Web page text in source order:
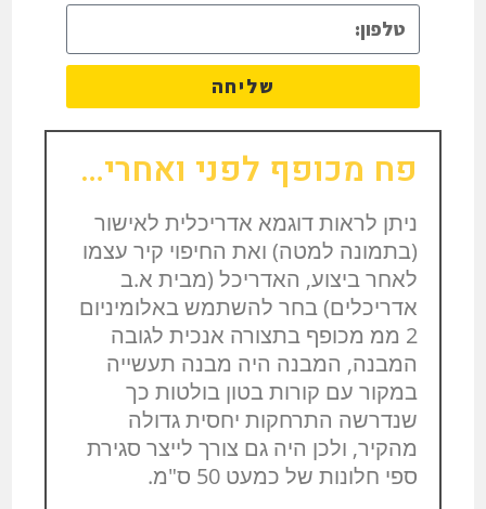
שליחה
פח מכופף לפני ואחרי…
ניתן לראות דוגמא אדריכלית לאישור
(בתמונה למטה) ואת החיפוי קיר עצמו
לאחר ביצוע, האדריכל (מבית א.ב
אדריכלים) בחר להשתמש באלומיניום
2 ממ מכופף בתצורה אנכית לגובה
המבנה, המבנה היה מבנה תעשייה
במקור עם קורות בטון בולטות כך
שנדרשה התרחקות יחסית גדולה
מהקיר, ולכן היה גם צורך לייצר סגירת
ספי חלונות של כמעט 50 ס"מ.